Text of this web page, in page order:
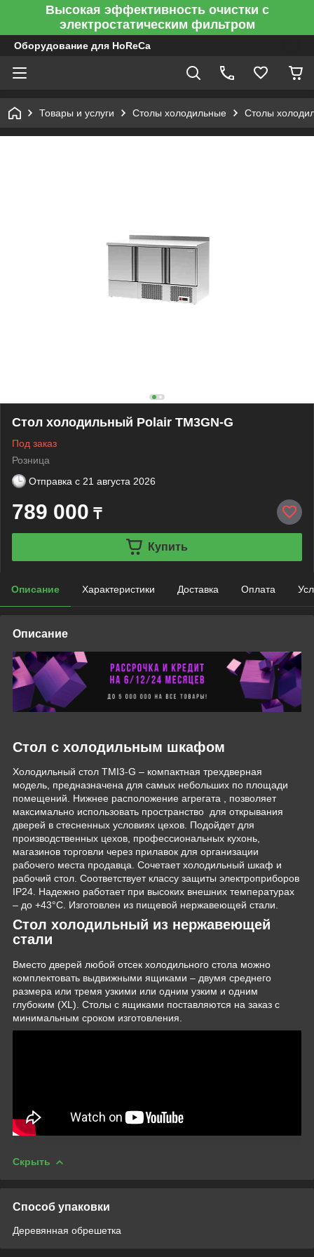
Высокая эффективность очистки с
электростатическим фильтром
Оборудование для HoReCa
Товары и услуги Столы холодильные Столы
Стол холодильный Polair TM3GN-G
Под заказ
Розница
Отправка с 21 августа 2026
789 000 ₸
Купить
Описание Характеристики Доставка Оплата
Описание
Стол с холодильным шкафом
Холодильный стол TMI3-G – компактная трехдверная
модель, предназначена для самых небольших по площади
помещений. Нижнее расположение агрегата , позволяет
максимально использовать пространство для открывания
дверей в стесненных условиях цехов. Подойдет для
производственных цехов, профессиональных кухонь,
магазинов торговли через прилавок для организации
рабочего места продавца. Сочетает холодильный шкаф и
рабочий стол. Соответствует классу защиты электроприборов
IP24. Надежно работает при высоких внешних температурах
– до +43°С. Изготовлен из пищевой нержавеющей стали.
Стол холодильный из нержавеющей
стали
Вместо дверей любой отсек холодильного стола можно
комплектовать выдвижными ящиками – двумя среднего
размера или тремя узкими или одним узким и одним
глубоким (XL). Столы с ящиками поставляются на заказ с
минимальным сроком изготовления.
Скрыть
Способ упаковки
Деревянная обрешетка